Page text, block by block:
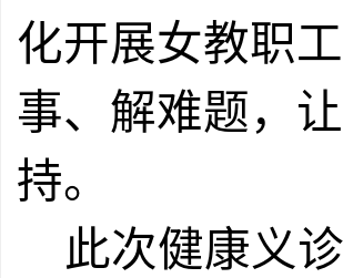
化开展女教职
事、解难题，
持。
此次健康义